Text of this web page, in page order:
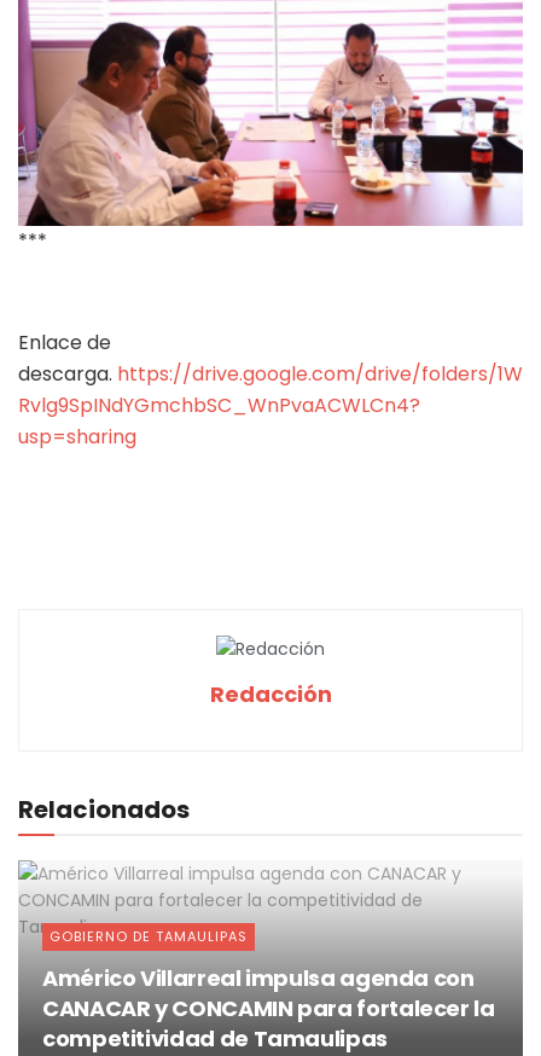
***
Enlace de
descarga. https://drive.google.com/drive/folders/1W
Rvlg9SpINdYGmchbSC_WnPvaACWLCn4?
usp=sharing
Redacción
Relacionados
GOBIERNO DE TAMAULIPAS
Américo Villarreal impulsa agenda con
CANACAR y CONCAMIN para fortalecer la
competitividad de Tamaulipas